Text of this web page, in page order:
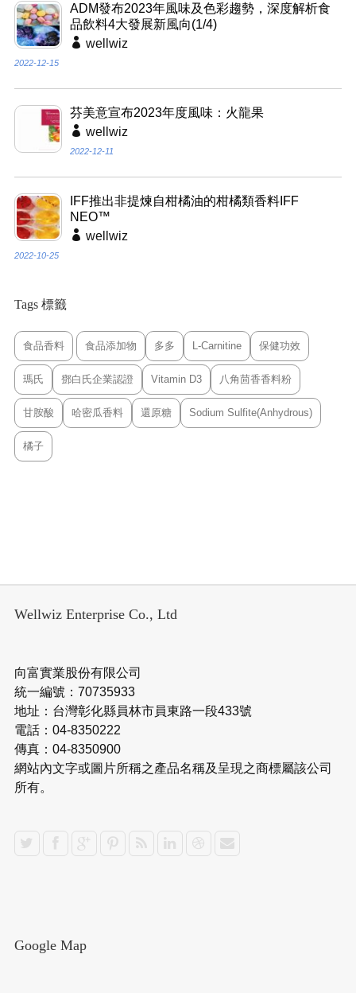
ADM發布2023年風味及色彩趨勢，深度解析食
品飲料4大發展新風向(1/4)
wellwiz
2022-12-15
芬美意宣布2023年度風味：火龍果
wellwiz
2022-12-11
IFF推出非提煉自柑橘油的柑橘類香料IFF
NEO™
wellwiz
2022-10-25
Tags 標籤
食品香料 食品添加物 多多 L-Carnitine 保健功效
瑪氏 鄧白氏企業認證 Vitamin D3 八角茴香香料粉
甘胺酸 哈密瓜香料 還原糖 Sodium Sulfite(Anhydrous)
橘子
Wellwiz Enterprise Co., Ltd
向富實業股份有限公司
統一編號：70735933
地址：台灣彰化縣員林市員東路一段433號
電話：04-8350222
傳真：04-8350900
網站內文字或圖片所稱之產品名稱及呈現之商標屬該公司
所有。
Google Map